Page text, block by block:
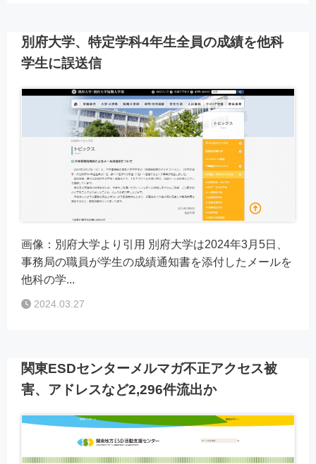
別府大学、特定学科4年生全員の成績を他科
学生に誤送信
画像：別府大学より引用 別府大学は2024年3月5日、
事務局の職員が学生の成績通知書を添付したメールを
他科の学...
2024.03.27
関東ESDセンターメルマガ不正アクセス被
害、アドレスなど2,296件流出か